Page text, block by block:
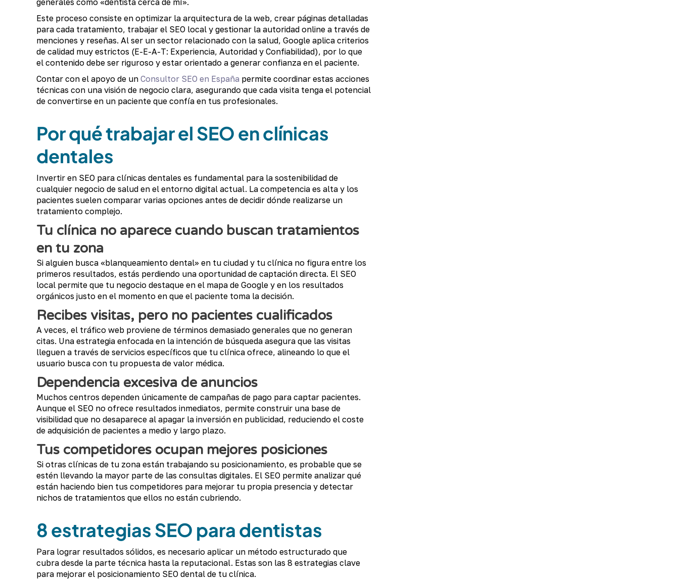
generales como «dentista cerca de mí».
Este proceso consiste en optimizar la arquitectura de la web, crear páginas detalladas
para cada tratamiento, trabajar el SEO local y gestionar la autoridad online a través de
menciones y reseñas. Al ser un sector relacionado con la salud, Google aplica criterios
de calidad muy estrictos (E-E-A-T: Experiencia, Autoridad y Confiabilidad), por lo que
el contenido debe ser riguroso y estar orientado a generar confianza en el paciente.
Contar con el apoyo de un Consultor SEO en Españapermite coordinar estas acciones
técnicas con una visión de negocio clara, asegurando que cada visita tenga el potencial
de convertirse en un paciente que confía en tus profesionales.
Por qué trabajar el SEO en clínicas
dentales
Invertir en SEO para clínicas dentales es fundamental para la sostenibilidad de
cualquier negocio de salud en el entorno digital actual. La competencia es alta y los
pacientes suelen comparar varias opciones antes de decidir dónde realizarse un
tratamiento complejo.
Tu clínica no aparece cuando buscan tratamientos
en tu zona
Si alguien busca «blanqueamiento dental» en tu ciudad y tu clínica no figura entre los
primeros resultados, estás perdiendo una oportunidad de captación directa. El SEO
local permite que tu negocio destaque en el mapa de Google y en los resultados
orgánicos justo en el momento en que el paciente toma la decisión.
Recibes visitas, pero no pacientes cualificados
A veces, el tráfico web proviene de términos demasiado generales que no generan
citas. Una estrategia enfocada en la intención de búsqueda asegura que las visitas
lleguen a través de servicios específicos que tu clínica ofrece, alineando lo que el
usuario busca con tu propuesta de valor médica.
Dependencia excesiva de anuncios
Muchos centros dependen únicamente de campañas de pago para captar pacientes.
Aunque el SEO no ofrece resultados inmediatos, permite construir una base de
visibilidad que no desaparece al apagar la inversión en publicidad, reduciendo el coste
de adquisición de pacientes a medio y largo plazo.
Tus competidores ocupan mejores posiciones
Si otras clínicas de tu zona están trabajando su posicionamiento, es probable que se
estén llevando la mayor parte de las consultas digitales. El SEO permite analizar qué
están haciendo bien tus competidores para mejorar tu propia presencia y detectar
nichos de tratamientos que ellos no están cubriendo.
8 estrategias SEO para dentistas
Para lograr resultados sólidos, es necesario aplicar un método estructurado que
cubra desde la parte técnica hasta la reputacional. Estas son las 8 estrategias clave
para mejorar el posicionamiento SEO dental de tu clínica.